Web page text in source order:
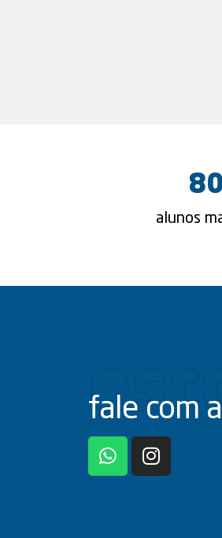
alunos
fale com a